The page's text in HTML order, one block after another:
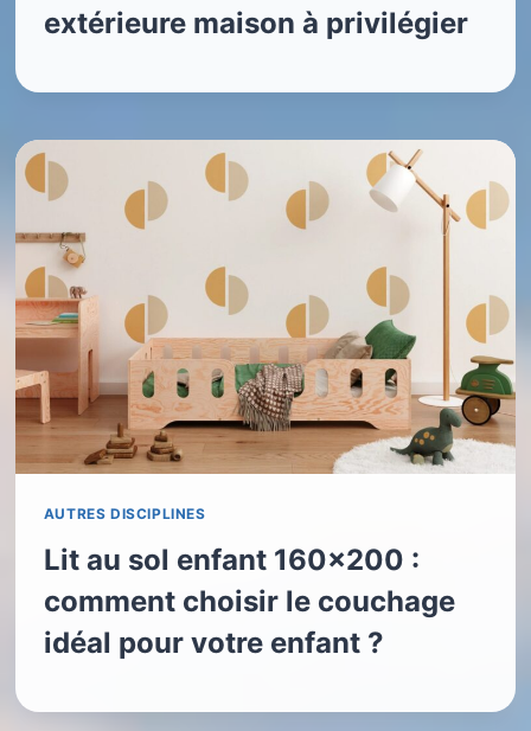
extérieure maison à privilégier
AUTRES DISCIPLINES
Lit au sol enfant 160×200 :
comment choisir le couchage
idéal pour votre enfant ?